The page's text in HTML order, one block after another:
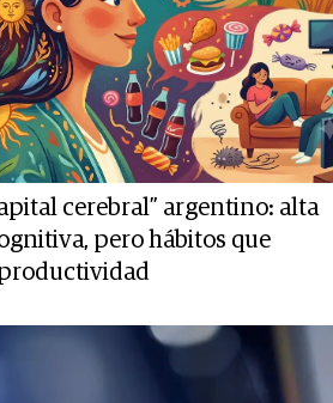
cerebral” argentino: alta
pero hábitos que